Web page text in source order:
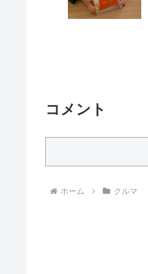
コメント
ホーム クルマ